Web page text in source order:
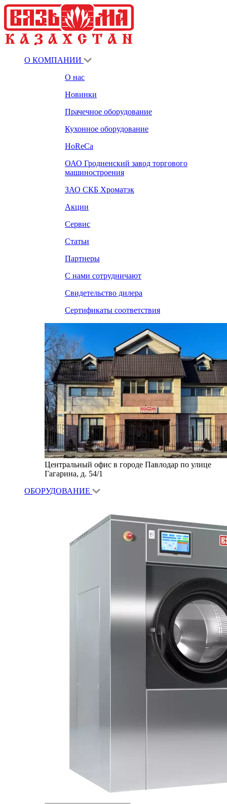
О КОМПАНИИ
О нас
Новинки
Прачечное оборудование
Кухонное оборудование
HoReCa
ОАО Гродненский завод торгового
машиностроения
ЗАО СКБ Хроматэк
Акции
Сервис
Статьи
Партнеры
С нами сотрудничают
Свидетельство дилера
Сертификаты соответствия
Центральный офис в городе Павлодар по улице
Гагарина, д. 54/1
ОБОРУДОВАНИЕ